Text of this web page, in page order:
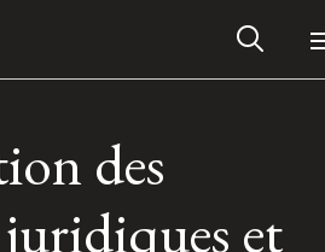
des
juridiques et